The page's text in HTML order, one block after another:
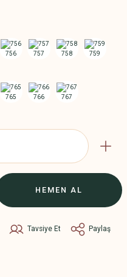
HEMEN AL
Tavsiye Et Paylaş